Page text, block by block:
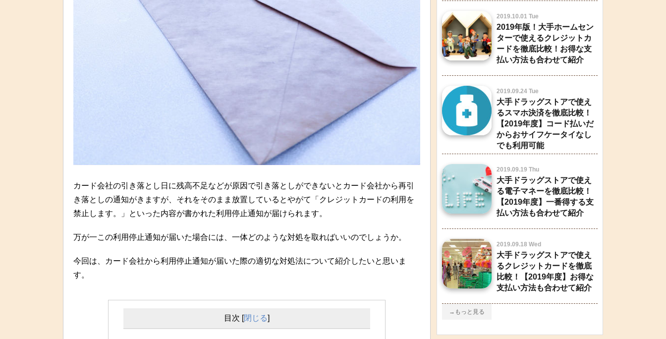
カード会社の引き落とし日に残高不足などが原因で引き落としができないとカード会社から再引
き落としの通知がきますが、それをそのまま放置しているとやがて「クレジットカードの利用を
禁止します。」といった内容が書かれた利用停止通知が届けられます。
万が一この利用停止通知が届いた場合には、一体どのような対処を取ればいいのでしょうか。
今回は、カード会社から利用停止通知が届いた際の適切な対処法について紹介したいと思いま
す。
目次 [閉じる]
2019.10.01 Tue
2019年版！大手ホームセン
ターで使えるクレジットカ
ードを徹底比較！お得な支
払い方法も合わせて紹介
2019.09.24 Tue
大手ドラッグストアで使え
るスマホ決済を徹底比較！
【2019年度】コード払いだ
からおサイフケータイなし
でも利用可能
2019.09.19 Thu
大手ドラッグストアで使え
る電子マネーを徹底比較！
【2019年度】一番得する支
払い方法も合わせて紹介
2019.09.18 Wed
大手ドラッグストアで使え
るクレジットカードを徹底
比較！【2019年度】お得な
支払い方法も合わせて紹介
→もっと見る